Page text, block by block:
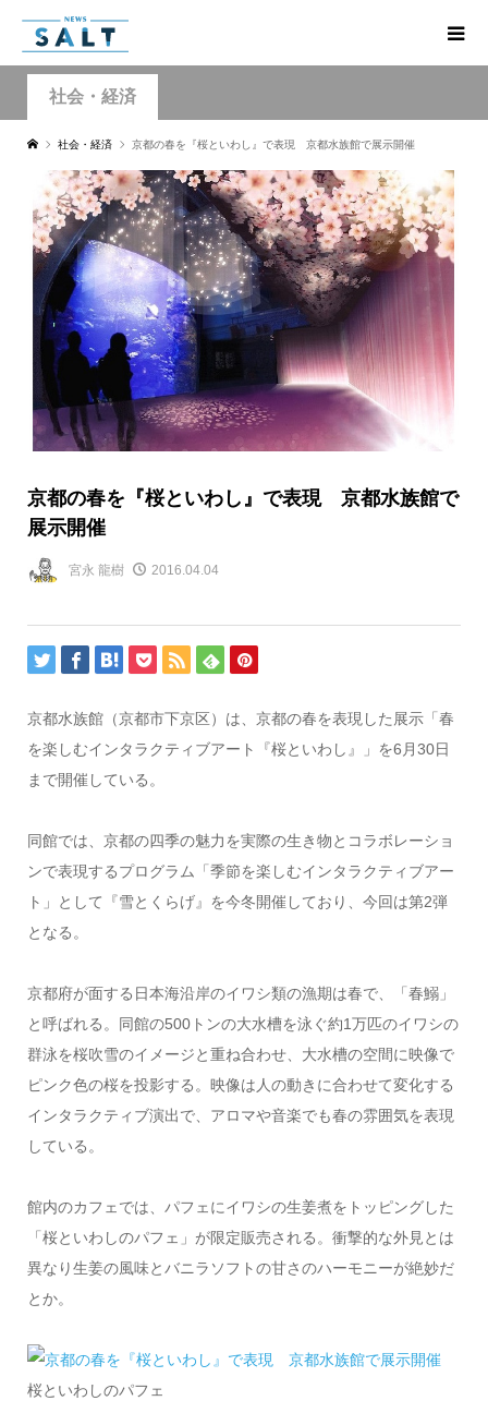
社会・経済
社会・経済 京都の春を『桜といわし』で表現 京都水族館で展示開催
京都の春を『桜といわし』で表現 京都水族館で
展示開催
宮永 龍樹 2016.04.04
京都水族館（京都市下京区）は、京都の春を表現した展示「春
を楽しむインタラクティブアート『桜といわし』」を6月30日
まで開催している。
同館では、京都の四季の魅力を実際の生き物とコラボレーショ
ンで表現するプログラム「季節を楽しむインタラクティブアー
ト」として『雪とくらげ』を今冬開催しており、今回は第2弾
となる。
京都府が面する日本海沿岸のイワシ類の漁期は春で、「春鰯」
と呼ばれる。同館の500トンの大水槽を泳ぐ約1万匹のイワシの
群泳を桜吹雪のイメージと重ね合わせ、大水槽の空間に映像で
ピンク色の桜を投影する。映像は人の動きに合わせて変化する
インタラクティブ演出で、アロマや音楽でも春の雰囲気を表現
している。
館内のカフェでは、パフェにイワシの生姜煮をトッピングした
「桜といわしのパフェ」が限定販売される。衝撃的な外見とは
異なり生姜の風味とバニラソフトの甘さのハーモニーが絶妙だ
とか。
桜といわしのパフェ